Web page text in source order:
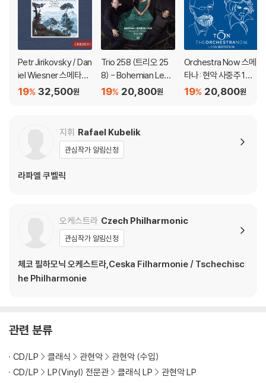
렁거리거나 휘어지는 경우가 있습니다.
재생이 불안정한 경우 스태빌라이저를 사용하시면 좀 더 안정적인 재생이
가능합니다.
2) 재생 음역의 왜곡을 최소화 하고 반복 재생시에도 최대한 일관되게 유
지되도록 디스크 센터 홀 구경이 작게 제작되는 경우가 있습니다. 턴테이
블 스핀들에 맞지 않는 경우에는 전용 제품 등을 이용하여 센터 홀을 조정
하시면 해결됩니다.
불량으로 인한 반품/교환이 가능합니다
※ 컬러 디스크
아래에 해당하는 경우는 불량이 아니므로 개봉 후 반품/교환이 불가합니
2) 컬러 디스크의 특성상 제작 공정시 앨범마다 색상 차이가 나는 경우도
3) 컬러 디스크는 제작 과정에서 다른 색상 염료가 섞여 얼룩과 번짐, 반점
등이 발생할 수 있습니다.
다.
문의 바랍니다.
2) LP는 잦은 배송 과정에서 재킷에 손상이 발생할 가능성이 높고 재판매
Petr Jirikovsky / Dan
iel Wiesner 스메타나:
나의 조국 (피아노 편
32,500원
19%
Trio 258 (트리오 25
8) - Bohemian Lega
cy - Piano Trios by S
20,800원
19%
Orchestra Now 스메
타나: 현악 사중주 1번 /
베토벤: 피아노 소나타
20,800원
19%
지휘 Rafael Kubelik
관심작가 알림신청
라파엘 쿠벨릭
오케스트라 Czech Philharmonic
관심작가 알림신청
체코 필하모닉 오케스트라,Ceska Filharmonie / Tschechisc
he Philharmonie
관련 분류
CD/LP 클래식 관현악
관현악 (수입)
CD/LP
LP(Vinyl) 전문관 클래식 LP 관현악 LP